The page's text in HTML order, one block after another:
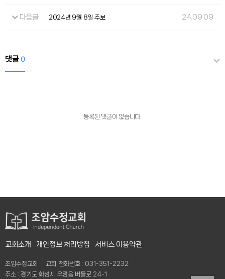
다음글 2024년 9월 8일 주보 24.09.09
댓글 0
등록된 댓글이 없습니다.
교회소개 개인정보 처리방침 서비스 이용약관
조암수정교회 교회 전화번호 : 031-351-2232
주소 : 경기도 화성시 우정읍 버들로 24-1